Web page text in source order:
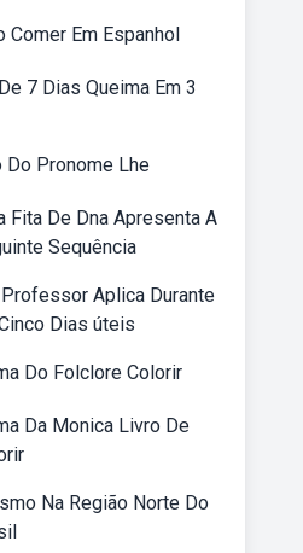
Comer Em Espanhol
7 Dias Queima Em 3
Do Pronome Lhe
Fita De Dna Apresenta A
Sequência
Aplica Durante
Dias úteis
Do Folclore Colorir
Da Monica Livro De
Na Região Norte Do